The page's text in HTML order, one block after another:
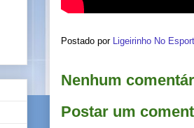
Postado por Ligeirinho No
Nenhum
Postar um